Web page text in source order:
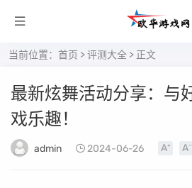
当前位置： 首页 >评测大全 > 正文
最新炫舞活动分享：与
戏乐趣！
admin 2024-06-26